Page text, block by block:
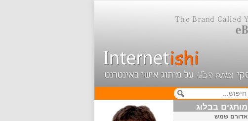
מותגים בבלוג
אדורם שמש